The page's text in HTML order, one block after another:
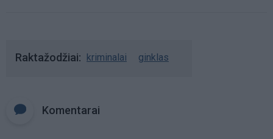
Raktažodžiai kriminalai ginklas
Komentarai